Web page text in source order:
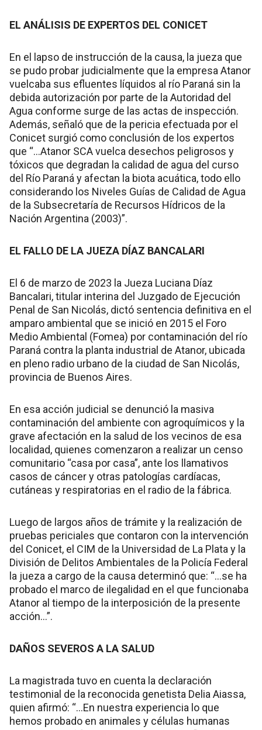
EL ANÁLISIS DE EXPERTOS DEL CONICET
En el lapso de instrucción de la causa, la jueza que
se pudo probar judicialmente que la empresa Atanor
vuelcaba sus efluentes líquidos al río Paraná sin la
debida autorización por parte de la Autoridad del
Agua conforme surge de las actas de inspección.
Además, señaló que de la pericia efectuada por el
Conicet surgió como conclusión de los expertos
que “…Atanor SCA vuelca desechos peligrosos y
tóxicos que degradan la calidad de agua del curso
del Río Paraná y afectan la biota acuática, todo ello
considerando los Niveles Guías de Calidad de Agua
de la Subsecretaría de Recursos Hídricos de la
Nación Argentina (2003)”.
EL FALLO DE LA JUEZA DÍAZ BANCALARI
El 6 de marzo de 2023 la Jueza Luciana Díaz
Bancalari, titular interina del Juzgado de Ejecución
Penal de San Nicolás, dictó sentencia definitiva en el
amparo ambiental que se inició en 2015 el Foro
Medio Ambiental (Fomea) por contaminación del río
Paraná contra la planta industrial de Atanor, ubicada
en pleno radio urbano de la ciudad de San Nicolás,
provincia de Buenos Aires.
En esa acción judicial se denunció la masiva
contaminación del ambiente con agroquímicos y la
grave afectación en la salud de los vecinos de esa
localidad, quienes comenzaron a realizar un censo
comunitario “casa por casa”, ante los llamativos
casos de cáncer y otras patologías cardíacas,
cutáneas y respiratorias en el radio de la fábrica.
Luego de largos años de trámite y la realización de
pruebas periciales que contaron con la intervención
del Conicet, el CIM de la Universidad de La Plata y la
División de Delitos Ambientales de la Policía Federal
la jueza a cargo de la causa determinó que: “…se ha
probado el marco de ilegalidad en el que funcionaba
Atanor al tiempo de la interposición de la presente
acción…”.
DAÑOS SEVEROS A LA SALUD
La magistrada tuvo en cuenta la declaración
testimonial de la reconocida genetista Delia Aiassa,
quien afirmó: “…En nuestra experiencia lo que
hemos probado en animales y células humanas